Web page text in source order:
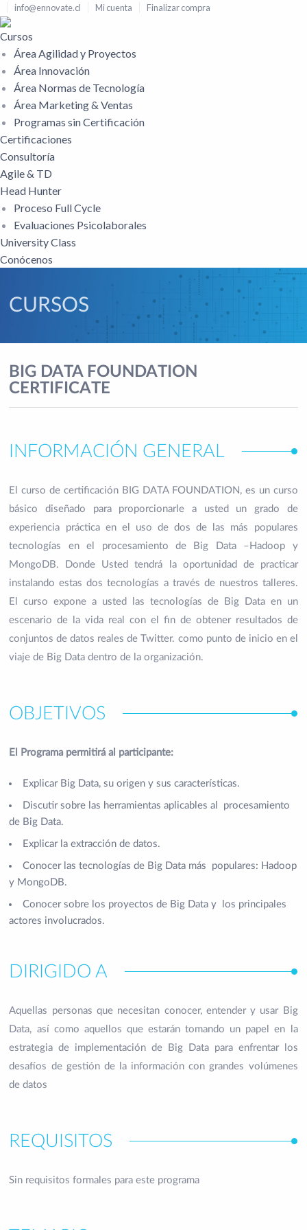
info@ennovate.cl Mi cuenta Finalizar compra
Cursos
Área Agilidad y Proyectos
Área Innovación
Área Normas de Tecnología
Área Marketing & Ventas
Programas sin Certificación
Certificaciones
Consultoría
Agile & TD
Head Hunter
Proceso Full Cycle
Evaluaciones Psicolaborales
University Class
Conócenos
CURSOS
BIG DATA FOUNDATION
CERTIFICATE
INFORMACIÓN GENERAL
El curso de certificación BIG DATA FOUNDATION, es un curso
básico diseñado para proporcionarle a usted un grado de
experiencia práctica en el uso de dos de las más populares
tecnologías en el procesamiento de Big Data –Hadoop y
MongoDB. Donde Usted tendrá la oportunidad de practicar
instalando estas dos tecnologías a través de nuestros talleres.
El curso expone a usted las tecnologías de Big Data en un
escenario de la vida real con el fin de obtener resultados de
conjuntos de datos reales de Twitter. como punto de inicio en el
viaje de Big Data dentro de la organización.
OBJETIVOS
El Programa permitirá al participante:
Explicar Big Data, su origen y sus características.
Discutir sobre las herramientas aplicables al procesamiento
de Big Data.
Explicar la extracción de datos.
Conocer las tecnologías de Big Data más populares: Hadoop
y MongoDB.
Conocer sobre los proyectos de Big Data y los principales
actores involucrados.
DIRIGIDO A
Aquellas personas que necesitan conocer, entender y usar Big
Data, así como aquellos que estarán tomando un papel en la
estrategia de implementación de Big Data para enfrentar los
desafíos de gestión de la información con grandes volúmenes
de datos
REQUISITOS
Sin requisitos formales para este programa